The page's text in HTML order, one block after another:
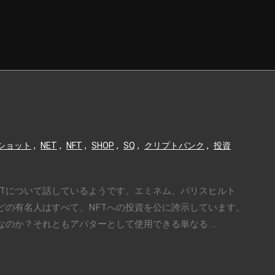
ョット , NET , NFT , SHOP , SQ , クリプトパンク , 投資
ついて話しているようです。エミネム、パリスヒルト
有名人はすべて、NFTへの投資を公に誇示しています。
のか？それともアバターとして使用できる単なる ...